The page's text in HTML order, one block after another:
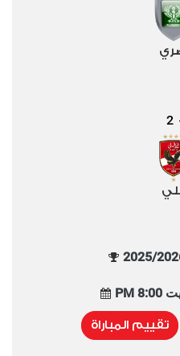
2
تقييم المباراة